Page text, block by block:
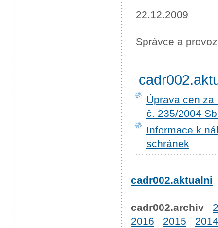
22.12.2009
Správce a
Úprava cen
č. 235/2004
Informace k
schránek
cadr002.aktualni
cadr002.archiv
2016
2015 2014